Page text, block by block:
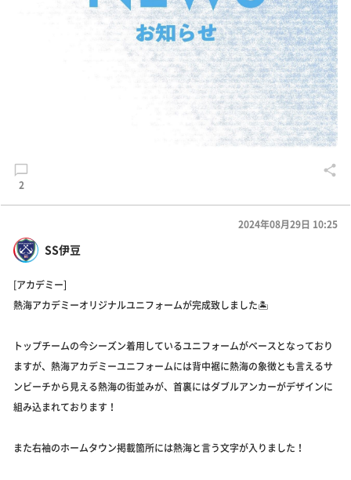
2
SS伊豆
2024年08月29日 10:25
[アカデミー]
熱海アカデミーオリジナルユニフォームが完成致しました🏝️
トップチームの今シーズン着用しているユニフォームがベースとなっており
ますが、熱海アカデミーユニフォームには背中裾に熱海の象徴とも言えるサ
ンビーチから見える熱海の街並みが、首裏にはダブルアンカーがデザインに
組み込まれております！
また右袖のホームタウン掲載箇所には熱海と言う文字が入りました！